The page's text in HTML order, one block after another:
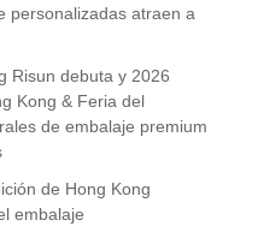
personalizadas atraen a
Risun debuta y 2026
Kong & Feria del
de embalaje premium
de Hong Kong
embalaje